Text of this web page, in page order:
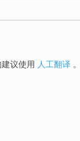
议使用 人工翻译